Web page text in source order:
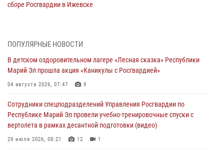
сборе Росгвардии в Ижевске
провели более 90 проверок мест хранения гражданского оружия
06 августа 2026, 08:00
В Марий Эл сотрудники вневедомственной охраны Росгвардии за
05 августа 2026, 09:44
В Марий Эл для сотрудников Росгвардии прошло занятие,
посвящённое памяти генерала армии Ивана Кирилловича Яковлева
ПОПУЛЯРНЫЕ НОВОСТИ
В детском оздоровительном лагере «Лесная сказка» Республики
Марий Эл прошла акция «Каникулы с Росгвардией»
04 августа 2026, 07:47 9
Сотрудники спецподразделений Управления Росгвардии по
Республике Марий Эл провели учебно-тренировочные спуски с
вертолета в рамках десантной подготовки (видео)
29 июля 2026, 08:21 12 1